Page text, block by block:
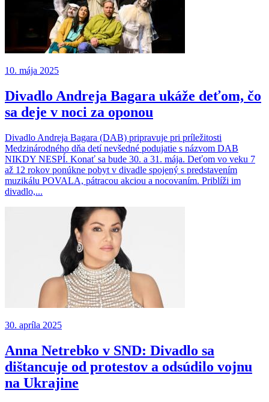
10. mája 2025
Divadlo Andreja Bagara ukáže deťom, čo
sa deje v noci za oponou
Divadlo Andreja Bagara (DAB) pripravuje pri príležitosti
Medzinárodného dňa detí nevšedné podujatie s názvom DAB
NIKDY NESPÍ. Konať sa bude 30. a 31. mája. Deťom vo veku 7
až 12 rokov ponúkne pobyt v divadle spojený s predstavením
muzikálu POVALA, pátracou akciou a nocovaním. Priblíži im
divadlo,...
30. apríla 2025
Anna Netrebko v SND: Divadlo sa
dištancuje od protestov a odsúdilo vojnu
na Ukrajine